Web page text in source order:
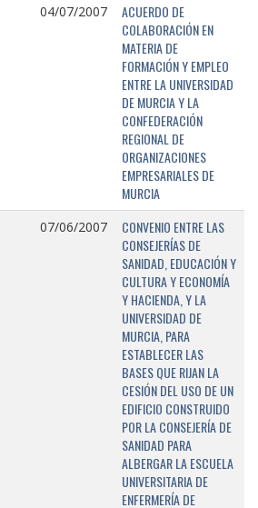
04/07/2007
ACUERDO DE
COLABORACIÓN EN
MATERIA DE
FORMACIÓN Y EMPLEO
ENTRE LA UNIVERSIDAD
DE MURCIA Y LA
CONFEDERACIÓN
REGIONAL DE
ORGANIZACIONES
EMPRESARIALES DE
MURCIA
07/06/2007
CONVENIO ENTRE LAS
CONSEJERÍAS DE
SANIDAD, EDUCACIÓN Y
CULTURA Y ECONOMÍA
Y HACIENDA, Y LA
UNIVERSIDAD DE
MURCIA, PARA
ESTABLECER LAS
BASES QUE RIJAN LA
CESIÓN DEL USO DE UN
EDIFICIO CONSTRUIDO
POR LA CONSEJERÍA DE
SANIDAD PARA
ALBERGAR LA ESCUELA
UNIVERSITARIA DE
ENFERMERÍA DE